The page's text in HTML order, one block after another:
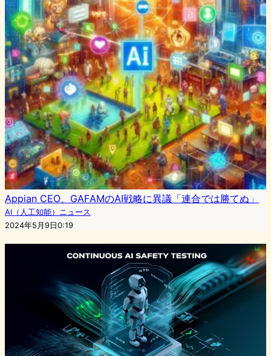
Appian CEO、GAFAMのAI戦略に異議「連合では勝てぬ」
AI（人工知能）ニュース
2024年5月9日0:19